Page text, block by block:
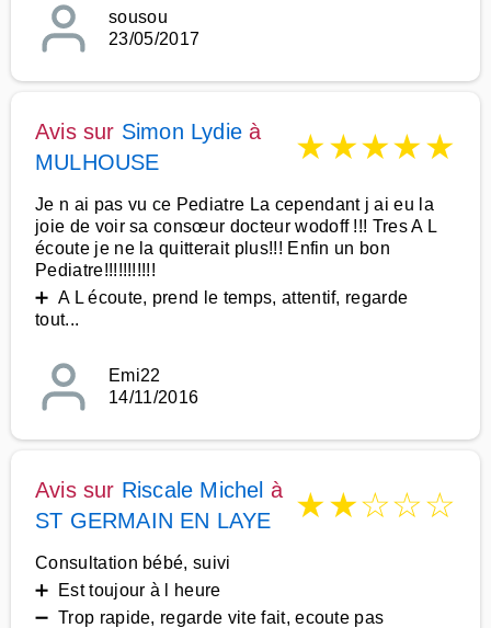
sousou
23/05/2017
Avis sur Simon Lydie à
MULHOUSE
★★★★★
Je n ai pas vu ce Pediatre La cependant j ai eu la
joie de voir sa consœur docteur wodoff !!! Tres A L
écoute je ne la quitterait plus!!! Enfin un bon
Pediatre!!!!!!!!!!!
➕ A L écoute, prend le temps, attentif, regarde
tout...
Emi22
14/11/2016
Avis sur Riscale Michel à
ST GERMAIN EN LAYE
★★☆☆☆
Consultation bébé, suivi
➕ Est toujour à l heure
➖ Trop rapide, regarde vite fait, ecoute pas